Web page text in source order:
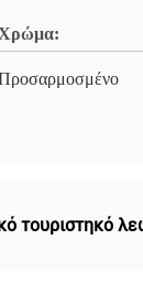
τουριστηκό